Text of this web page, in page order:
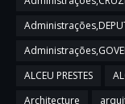
ALCEU PRESTES
Architecture